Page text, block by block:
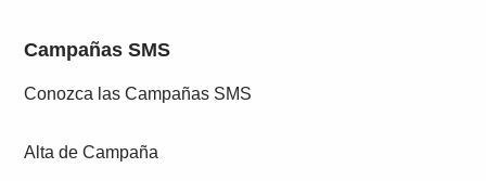
Campañas SMS
Conozca las Campañas SMS
Alta de Campaña